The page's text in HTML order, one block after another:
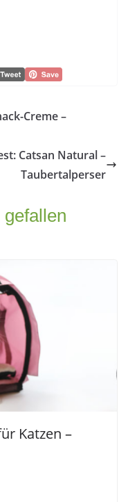
Creme –
Catsan Natural –
Taubertalperser
Katzen –